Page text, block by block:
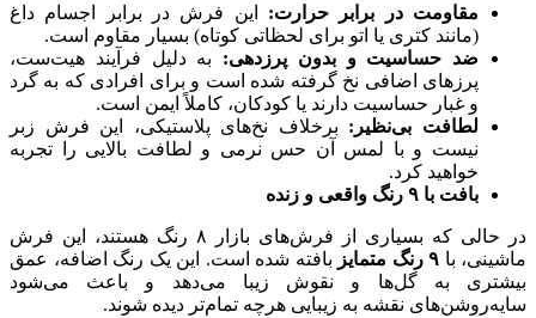
مقاومت در برابر حرارت: این فرش در برابر اجسام داغ
(مانند کتری یا اتو برای لحظاتی کوتاه) بسیار مقاوم است.
ضد حساسیت و بدون پرزدهی: به دلیل فرآیند هیت‌ست،
پرزهای اضافی نخ گرفته شده است و برای افرادی که به گرد
و غبار حساسیت دارند یا کودکان، کاملاً ایمن است.
لطافت بی‌نظیر: برخلاف نخ‌های پلاستیکی، این فرش زبر
نیست و با لمس آن حس نرمی و لطافت بالایی را تجربه
خواهید کرد.
بافت با ۹ رنگ واقعی و زنده
در حالی که بسیاری از فرش‌های بازار ۸ رنگ هستند، این فرش
ماشینی، با ۹ رنگ متمایز بافته شده است. این یک رنگ اضافه، عمق
بیشتری به گل‌ها و نقوش زیبا می‌دهد و باعث می‌شود
سایه‌روشن‌های نقشه به زیبایی هرچه تمام‌تر دیده شوند.